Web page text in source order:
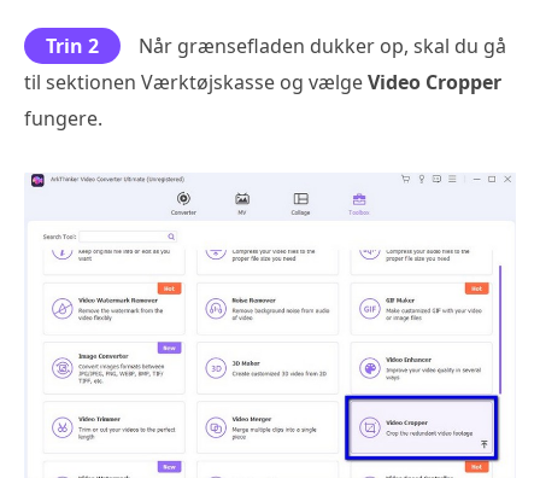
Trin 2
Når grænsefladen dukker op, skal du gå
til sektionen Værktøjskasse og vælgeVideo Cropper
fungere.